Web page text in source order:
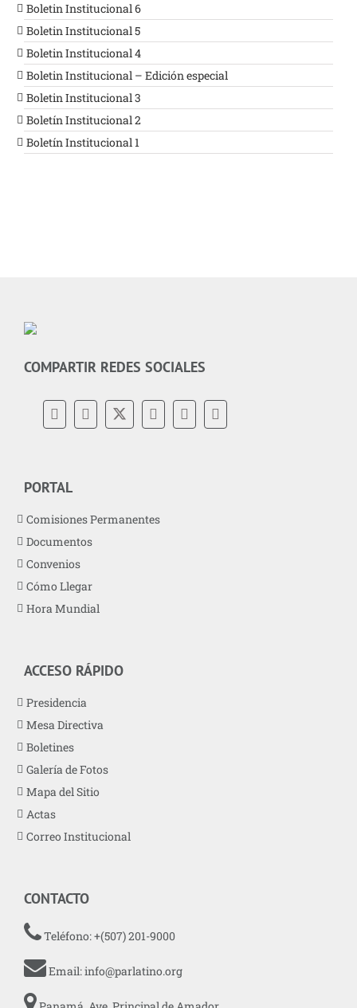
Boletin Institucional 6
Boletin Institucional 5
Boletin Institucional 4
Boletin Institucional – Edición especial
Boletin Institucional 3
Boletín Institucional 2
Boletín Institucional 1
COMPARTIR REDES SOCIALES
PORTAL
Comisiones Permanentes
Documentos
Convenios
Cómo Llegar
Hora Mundial
ACCESO RÁPIDO
Presidencia
Mesa Directiva
Boletines
Galería de Fotos
Mapa del Sitio
Actas
Correo Institucional
CONTACTO
Teléfono: +(507) 201-9000
Email:info@parlatino.org